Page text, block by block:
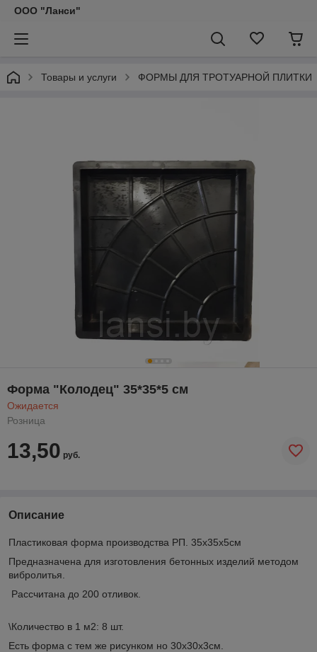
ООО "Ланси"
Товары и услуги ФОРМЫ ДЛЯ ТРОТУАРНОЙ ПЛИТКИ
Форма "Колодец" 35*35*5 см
Ожидается
Розница
13,50 руб.
Описание
Пластиковая форма производства РП. 35х35х5см
Предназначена для изготовления бетонных изделий методом
вибролитья.
Рассчитана до 200 отливок.
\Количество в 1 м2: 8 шт.
Есть форма с тем же рисунком но 30х30х3см.